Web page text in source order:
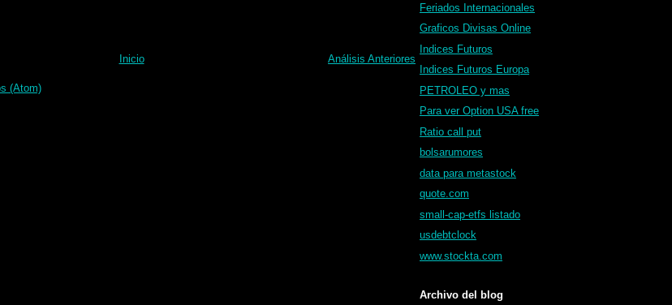
Análisis Anteriores
Inicio
(Atom)
Feriados Internacionales
Graficos Divisas Online
Indices Futuros
Indices Futuros Europa
PETROLEO y mas
Para ver Option USA free
Ratio call put
bolsarumores
data para metastock
quote.com
small-cap-etfs listado
usdebtclock
www.stockta.com
Archivo del blog